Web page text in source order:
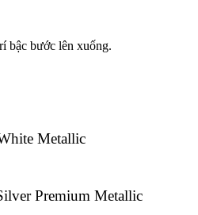
bậc bước lên xuống.
Metallic
Premium Metallic